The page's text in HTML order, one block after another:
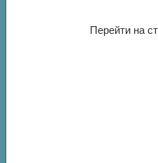
Перейти на